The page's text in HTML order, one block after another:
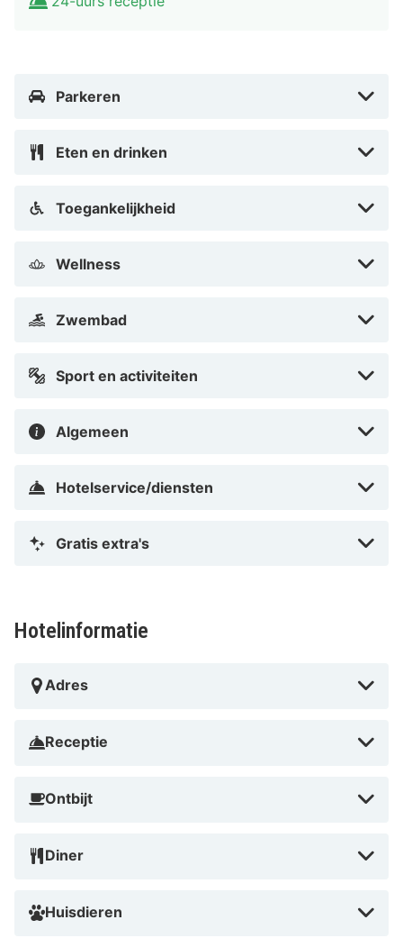
vind je in de voetgangerspassage van Boppard.
Parkeren
Eten en drinken
Toegankelijkheid
Wellness
Zwembad
Sport en activiteiten
Algemeen
Hotelservice/diensten
Gratis extra's
Hotelinformatie
Adres
Receptie
Ontbijt
Diner
Huisdieren